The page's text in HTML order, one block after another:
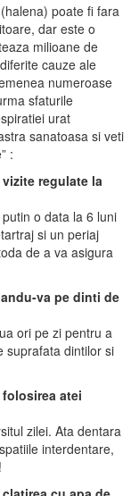
poate fi fara
dar este o
milioane de
cauze ale
numeroase
sfaturile
urat
sanatoasa si veti
:
regulate la
o data la 6 luni
si un periaj
de a va asigura
va pe dinti de
ori pe zi pentru a
suprafata dintilor si
atei
zilei. Ata dentara
interdentare,